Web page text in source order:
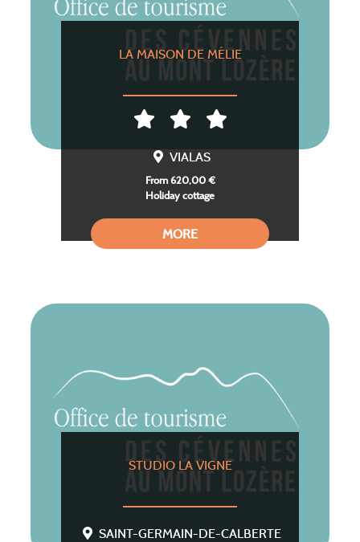
LA MAISON DE MÉLIE
VIALAS
From 620,00 €
Holiday cottage
MORE
STUDIO LA VIGNE
SAINT-GERMAIN-DE-CALBERTE